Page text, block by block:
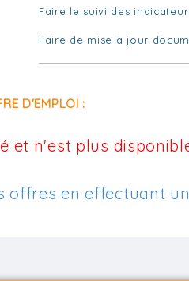
Faire le suivi des
Faire de mise à jour
D'EMPLOI :
et n'est plus
offres en effectuant